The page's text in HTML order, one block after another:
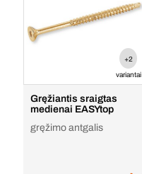
+2
variantai
Gręžiantis sraigtas
medienai EASYtop
gręžimo antgalis